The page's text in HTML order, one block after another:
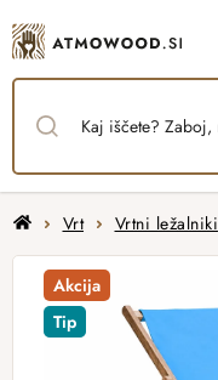
to
content
Home
Vrt Vrtni ležalniki
Akcija
Tip